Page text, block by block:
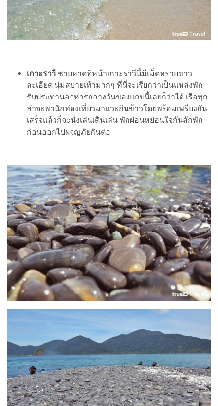
เกาะราวี ชายหาดที่หน้าเกาะราวีนี้มีเม็ดทรายขาว
ละเอียด นุ่มสบายเท้ามากๆ ที่นี่จะเรียกว่าเป็นแหล่งพัก
รับประทานอาหารกลางวันของแถบนี้เลยก็ว่าได้ เรือทุก
ลำจะพานักท่องเที่ยวมาแวะกินข้าวโดยพร้อมเพรียงกัน
เสร็จแล้วก็จะนั่งเล่นเดินเล่น พักผ่อนหย่อนใจกันสักพัก
ก่อนออกไปผจญภัยกันต่อ